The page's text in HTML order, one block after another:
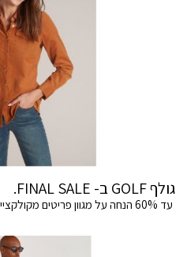
גולף GOLF ב- FINAL SALE.
עד 60% הנחה על מגוון פריטים מקולקציית החורף